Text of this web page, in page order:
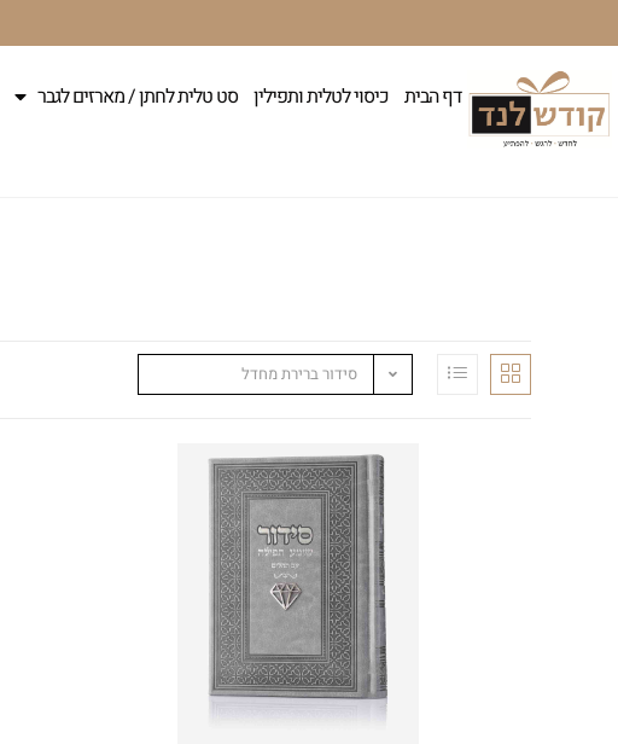
דף הבית כיסוי לטלית ותפילין סט טלית לחתן / מארזים לגבר
סידור ברירת מחדל